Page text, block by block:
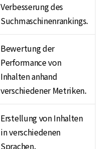
Verbesserung des
Suchmaschinenrankings.
Bewertung der
Performance von
Inhalten anhand
verschiedener Metriken.
Erstellung von Inhalten
in verschiedenen
Sprachen.